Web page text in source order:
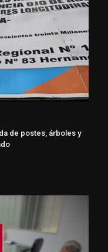
de postes, árboles y